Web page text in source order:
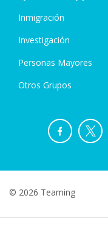
Inmigración
Investigación
Personas Mayores
Otros Grupos
© 2026 Teaming